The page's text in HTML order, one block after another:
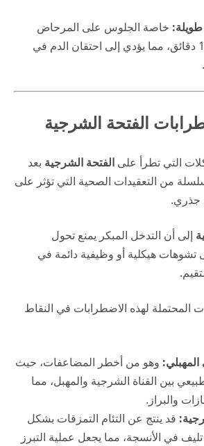
خاصة الجلوس على المرحاض
لفترات تتجاوز 10 دقائق، مما يؤدي إلى احتقان الدم في
الفتحة الشرجية
التي تطرأ على الفتحة الشرجية بعد
من التعقيدات الصحية التي تؤثر على
جذري.
إلى أن التدخل المبكر يمنع تحول
تشوهات هيكلية أو وظيفية دائمة في
المحتملة لهذه الاضطرابات في النقاط
وهو من أخطر المضاعفات، حيث
بين القناة الشرجية والمهبل، مما
والبراز.
قد ينتج عن التئام التمزقات بشكل
في الأنسجة، مما يجعل عملية التبرز